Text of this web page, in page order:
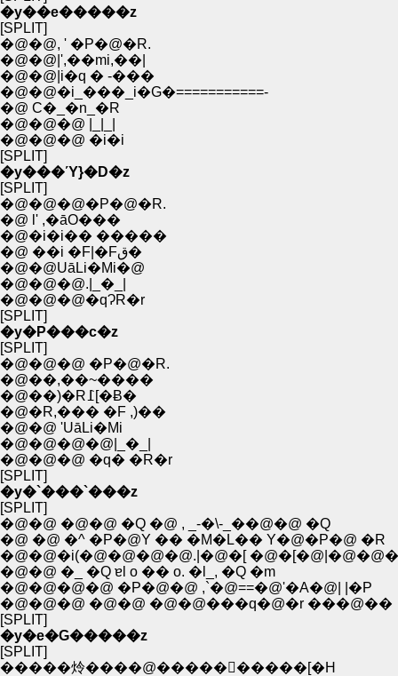
�y��e�����z
[SPLIT]
�@�@, ' �P�@�R.
�@�@|',��mi,��|
�@�@|i�q � -���
�@�@�i_���_i�G�===========-
�@ C�_�n_�R
�@�@�@ |_|_|
�@�@�@ �i�i
[SPLIT]
�y���Ύ}�D�z
[SPLIT]
�@�@�@�P�@�R.
�@ l' ,�āO���
�@�i�i�� �����
�@ ��i �F|�Fق�
�@�@UāLi�Mi�@
�@�@�@.|_�_|
�@�@�@�qɁR�r
[SPLIT]
�y�P���c�z
[SPLIT]
�@�@�@ �P�@�R.
�@��,��~����
�@��)�R߁[�Ƀ�
�@�R,��� �F ,)��
�@�@ 'UāLi�Mi
�@�@�@�@|_�_|
�@�@�@ �q� �R�r
[SPLIT]
�y�`���`���z
[SPLIT]
�@�@ �@�@ �Q �@ , _-�\-_��@�@ �Q
�@ �@ �^ �P�@Y �� �M�L�� Y�@�P�@ �R
�@�@�i(�@�@�@�@.|�@�[
�@�@ �_ �Q ɐl o �� o. �l_, �Q �m
�@�@�@�@ �P�@�@ ,`�@==�@'�A�@| |�P
�@�@�@ �@�@ �@�@���q�@�r ���@��
[SPLIT]
�y�e�G�����z
[SPLIT]
�����炩����@�����񂶂�����[�H